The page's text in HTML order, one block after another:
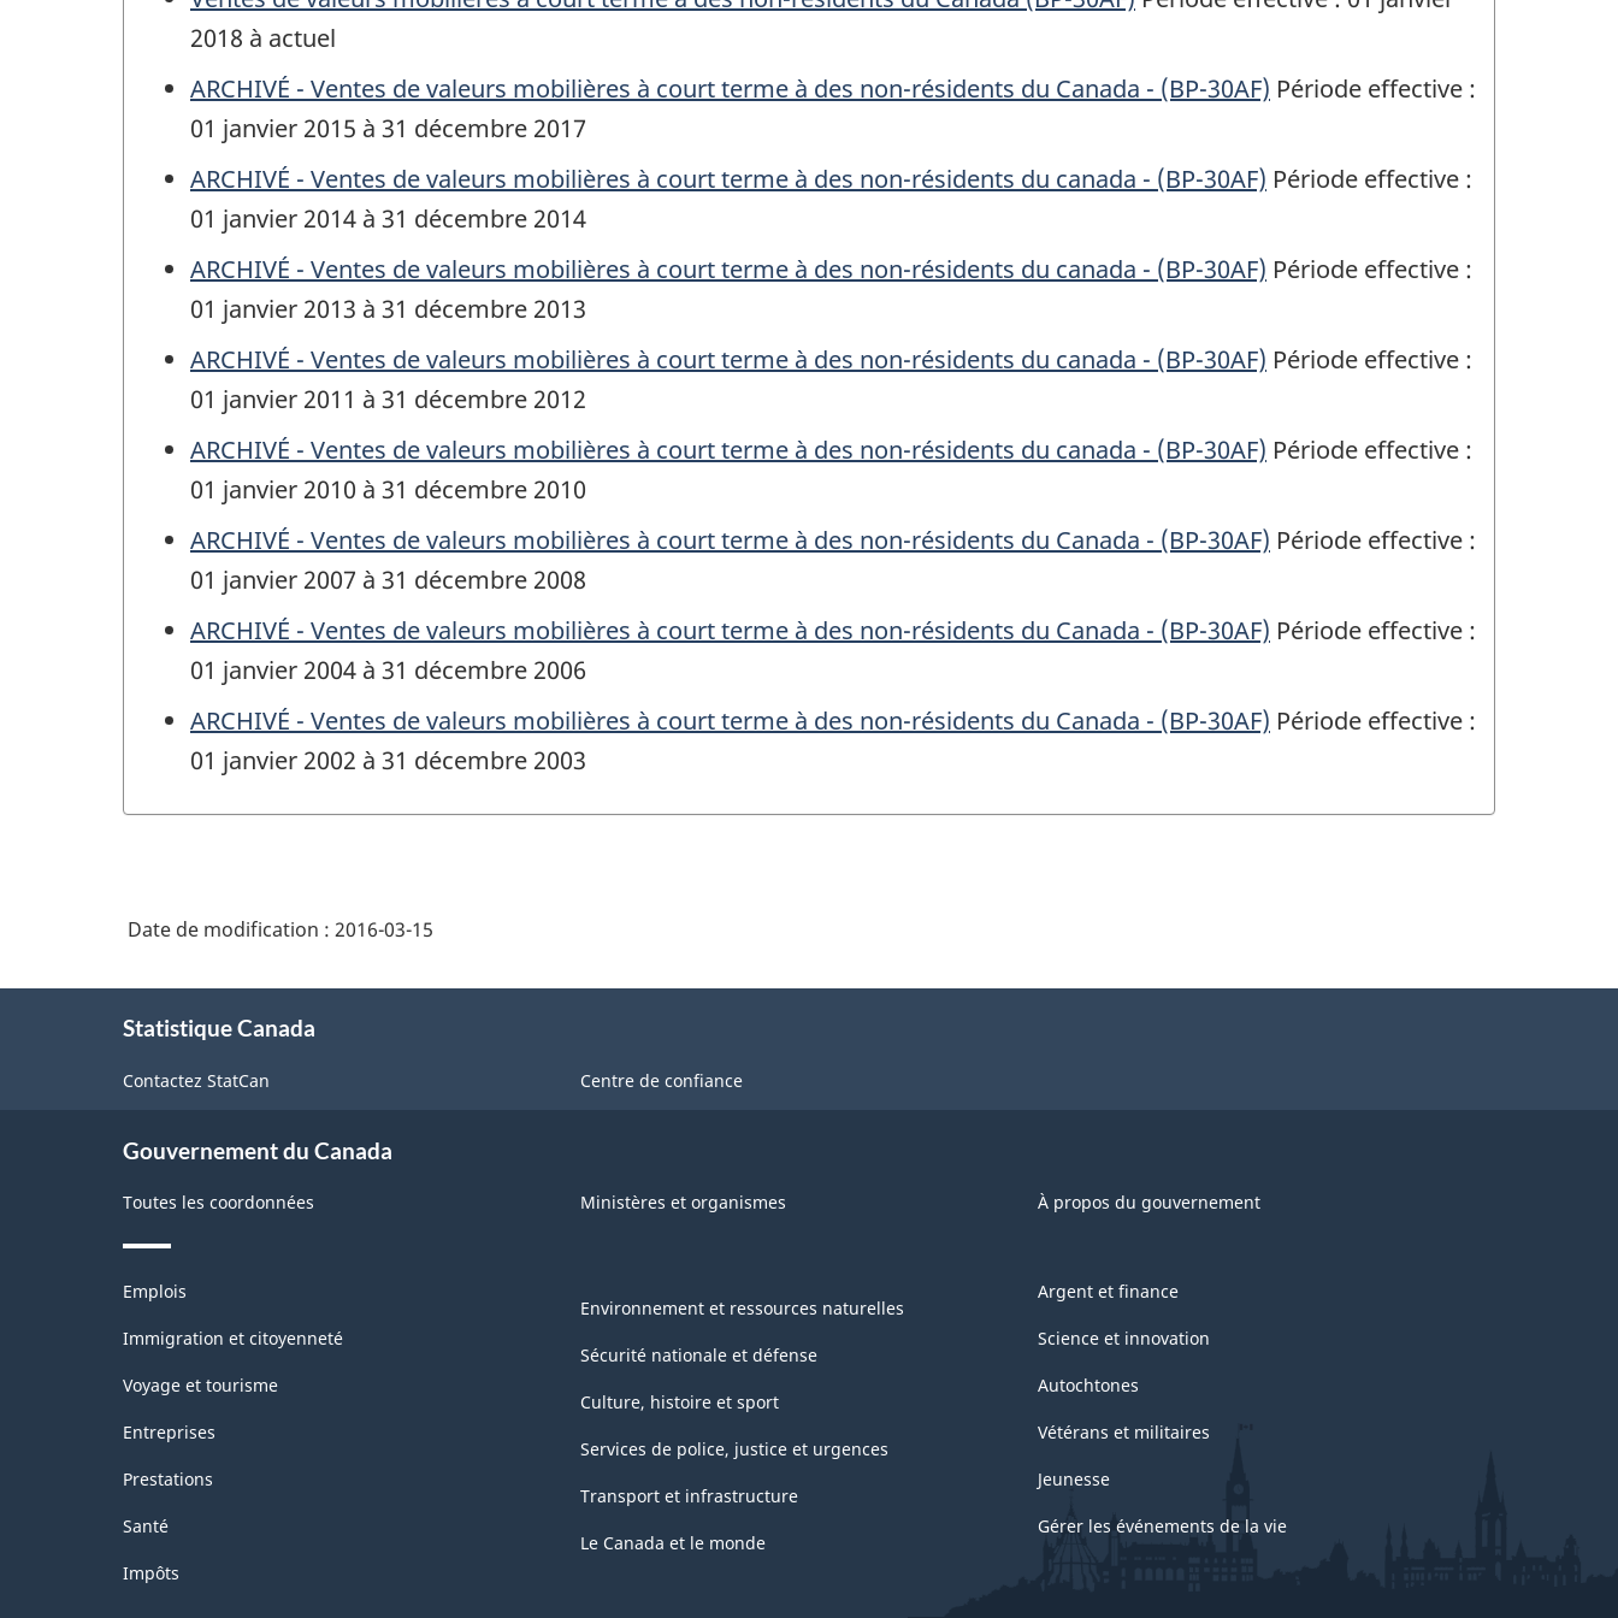
2018 à actuel
ARCHIVÉ - Ventes de valeurs mobilières à court terme à des non-résidents du Canada - (BP-30AF) Période effective :
01 janvier 2015 à 31 décembre 2017
ARCHIVÉ - Ventes de valeurs mobilières à court terme à des non-résidents du canada - (BP-30AF) Période effective :
01 janvier 2014 à 31 décembre 2014
ARCHIVÉ - Ventes de valeurs mobilières à court terme à des non-résidents du canada - (BP-30AF) Période effective :
01 janvier 2013 à 31 décembre 2013
ARCHIVÉ - Ventes de valeurs mobilières à court terme à des non-résidents du canada - (BP-30AF) Période effective :
01 janvier 2011 à 31 décembre 2012
ARCHIVÉ - Ventes de valeurs mobilières à court terme à des non-résidents du canada - (BP-30AF) Période effective :
01 janvier 2010 à 31 décembre 2010
ARCHIVÉ - Ventes de valeurs mobilières à court terme à des non-résidents du Canada - (BP-30AF) Période effective :
01 janvier 2007 à 31 décembre 2008
ARCHIVÉ - Ventes de valeurs mobilières à court terme à des non-résidents du Canada - (BP-30AF) Période effective :
01 janvier 2004 à 31 décembre 2006
ARCHIVÉ - Ventes de valeurs mobilières à court terme à des non-résidents du Canada - (BP-30AF) Période effective :
01 janvier 2002 à 31 décembre 2003
Date de modification : 2016-03-15
Statistique Canada
Contactez StatCan Centre de confiance
Gouvernement du Canada
Toutes les coordonnées Ministères et organismes À propos du gouvernement
Thèmes
sujets
Emplois
Immigration et citoyenneté
Voyage et tourisme
Entreprises
Prestations
Santé
Impôts
Environnement et ressources naturelles
Sécurité nationale et défense
Culture, histoire et sport
Services de police, justice et urgences
Transport et infrastructure
Le Canada et le monde
Argent et finance
Science et innovation
Autochtones
Vétérans et militaires
Jeunesse
Gérer les événements de la vie